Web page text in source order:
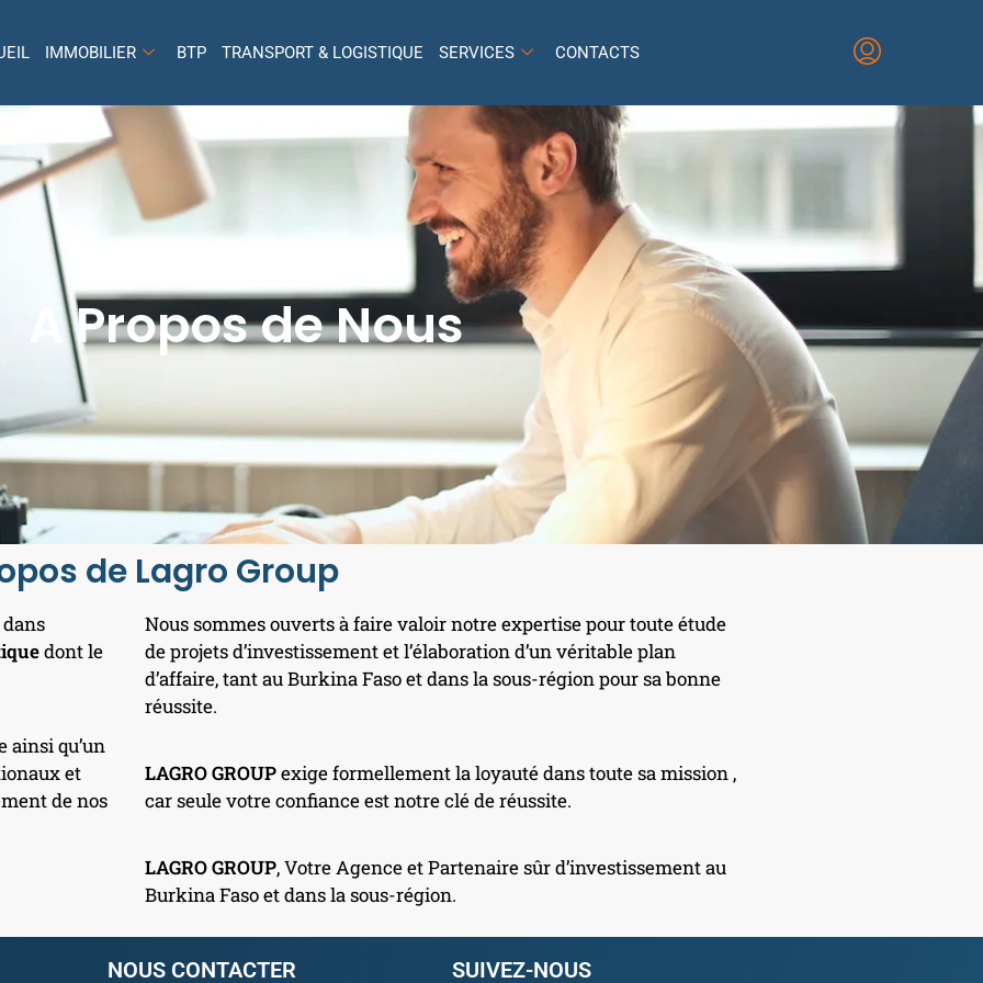
IMMOBILIER BTP TRANSPORT & LOGISTIQUE SERVICES CONTACTS
A Propos de Nous
de Lagro Group
dont le
ainsi qu’un
et
de nos
Nous sommes ouverts à faire valoir notre expertise pour toute étude
de projets d’investissement et l’élaboration d’un véritable plan
d’affaire, tant au Burkina Faso et dans la sous-région pour sa bonne
réussite.
LAGRO GROUPexige formellement la loyauté dans toute sa mission ,
car seule votre confiance est notre clé de réussite.
LAGRO GROUP, Votre Agence et Partenaire sûr d’investissement au
Burkina Faso et dans la sous-région.
NOUS CONTACTER SUIVEZ-NOUS